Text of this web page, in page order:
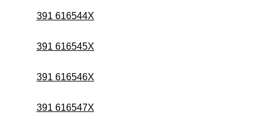
391 616544X
391 616545X
391 616546X
391 616547X